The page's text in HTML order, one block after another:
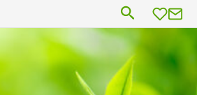
Suchen